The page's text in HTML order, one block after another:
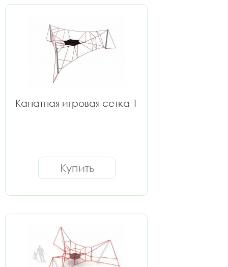
Канатная игровая сетка 1
Купить